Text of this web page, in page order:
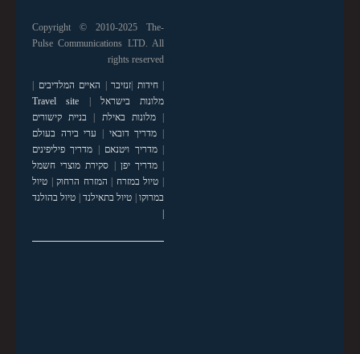
Copyright © 2010-2025 The-
Pulse Communications LTD. All
rights reserved
|חידות |זנזיבר | האיים המלדיבים |
מלונות בישראל |
Travel site
|מלונות באילת | בניית קישורים
| מדריך דובאי | ערי בירה בעולם
|מדריך ויטנאם | מדריך פיליפינים
|מדריך יפן | סקירת מוצרי חשמל
| טיול במזרח | המזרח הרחוק| טיול
במרוקו| טיול בתאילנד| טיול בהולנד
|